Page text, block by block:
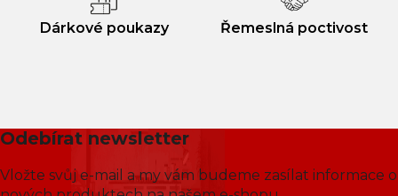
Dárkové poukazy Řemeslná poctivost
Odebírat newsletter
Vložte svůj e-mail a my vám budeme zasílat informace o